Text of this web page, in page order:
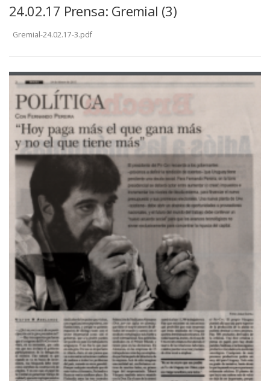
24.02.17 Prensa: Gremial (3)
Gremial-24.02.17-3.pdf